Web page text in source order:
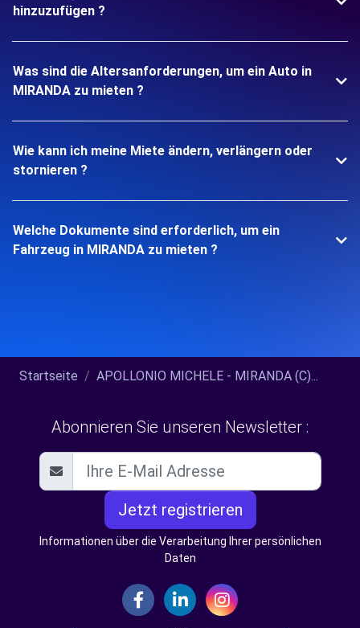
hinzuzufügen ?
Was sind die Altersanforderungen, um ein Auto in
MIRANDA zu mieten ?
Wie kann ich meine Miete ändern, verlängern oder
stornieren ?
Welche Dokumente sind erforderlich, um ein
Fahrzeug in MIRANDA zu mieten ?
Startseite APOLLONIO MICHELE - MIRANDA (C)...
Abonnieren Sie unseren Newsletter :
Jetzt registrieren
Informationen über die Verarbeitung Ihrer persönlichen
Daten